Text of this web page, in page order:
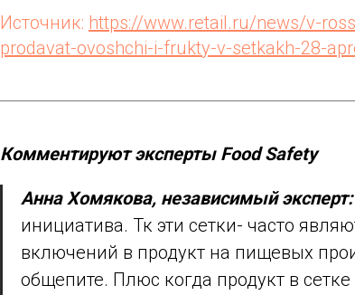
Источник: https://www.retail.ru/news/v-
prodavat-ovoshchi-i-frukty-v-setkakh-28-
Комментируют эксперты Food Safety
Анна Хомякова, независимый эксперт:
инициатива. Тк эти сетки- часто
включений в продукт на пищевых
общепите. Плюс когда продукт в